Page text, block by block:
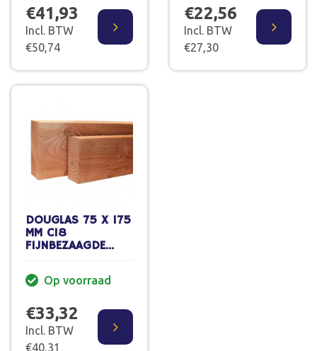
€41,93
Incl. BTW
€50,74
€22,56
Incl. BTW
€27,30
DOUGLAS 75 X 175
MM C18
FIJNBEZAAGDE
70% PEFC
Op voorraad
€33,32
Incl. BTW
€40,31